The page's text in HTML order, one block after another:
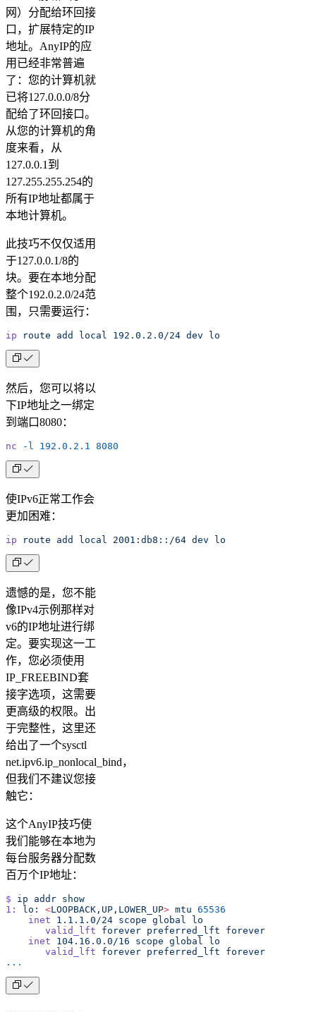
网）分配给环回接
口，扩展特定的IP
地址。AnyIP的应
用已经非常普遍
了：您的计算机就
已将127.0.0.0/8分
配给了环回接口。
从您的计算机的角
度来看，从
127.0.0.1到
127.255.255.254的
所有IP地址都属于
本地计算机。
此技巧不仅仅适用
于127.0.0.1/8的
块。要在本地分配
整个192.0.2.0/24范
围，只需要运行：
ip route add local 192.0.2.0/24 dev lo
然后，您可以将以
下IP地址之一绑定
到端口8080：
nc -l 192.0.2.1 8080
使IPv6正常工作会
更加困难：
ip route add local 2001:db8::/64 dev lo
遗憾的是，您不能
像IPv4示例那样对
v6的IP地址进行绑
定。要实现这一工
作，您必须使用
IP_FREEBIND套
接字选项，这需要
更高级的权限。出
于完整性，这里还
给出了一个sysctl
net.ipv6.ip_nonlocal_bind，
但我们不建议您接
触它：
这个AnyIP技巧使
我们能够在本地为
每台服务器分配数
百万个IP地址：
$ ip addr show
1:
lo: <LOOPBACK,UP,LOWER_UP> mtu 65536
    inet
1.1.1.0/24 scope global
lo
       valid_lft
forever preferred_lft forever
    inet
104.16.0.0/16 scope global
lo
       valid_lft
forever preferred_lft forever
...